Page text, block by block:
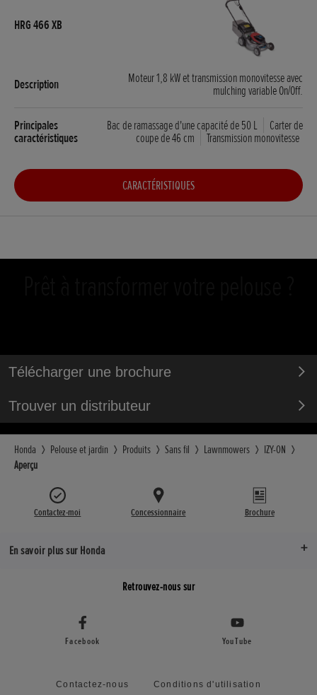
Moteur 1,8 kW et transmission monovitesse avec
mulching variable On/Off.
Bac de ramassage d'une capacité de 50 L
Carter de
coupe de 46 cm
Transmission monovitesse
CARACTÉRISTIQUES
Télécharger une brochure
Trouver un distributeur
Honda Pelouse et jardin Produits Sans fil Lawnmowers
IZY-ON
Aperçu
Contactez-moi Concessionnaire Brochure
En savoir plus sur Honda
Retrouvez-nous sur
Facebook YouTube
Contactez-nous Conditions d'utilisation